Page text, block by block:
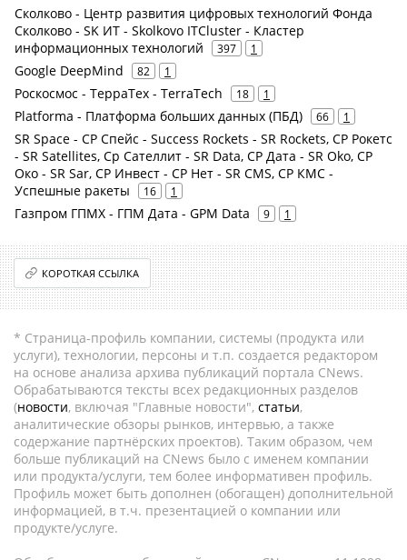
Сколково - Центр развития цифровых технологий Фонда
Сколково - SK ИТ - Skolkovo ITCluster - Кластер
информационных технологий
397 1
Google DeepMind 82 1
Роскосмос - ТерраТех - TerraTech 18 1
Platforma - Платформа больших данных (ПБД) 66 1
SR Space - СР Спейс - Success Rockets - SR Rockets, СР Рокетс
- SR Satellites, Ср Сателлит - SR Data, СР Дата - SR Oko, СР
Око - SR Sar, СР Инвест - СР Нет - SR CMS, СР КМС -
Успешные ракеты
16 1
Газпром ГПМХ - ГПМ Дата - GPM Data 9 1
КОРОТКАЯ ССЫЛКА
* Страница-профиль компании, системы (продукта или
услуги), технологии, персоны и т.п. создается редактором
на основе анализа архива публикаций портала CNews.
Обрабатываются тексты всех редакционных разделов
(новости, включая "Главные новости", статьи,
аналитические обзоры рынков, интервью, а также
содержание партнёрских проектов). Таким образом, чем
больше публикаций на CNews было с именем компании
или продукта/услуги, тем более информативен профиль.
Профиль может быть дополнен (обогащен) дополнительной
информацией, в т.ч. презентацией о компании или
продукте/услуге.